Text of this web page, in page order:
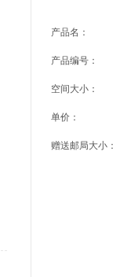
产品名：
产品编号：
空间大小：
单价：
赠送邮局大小：